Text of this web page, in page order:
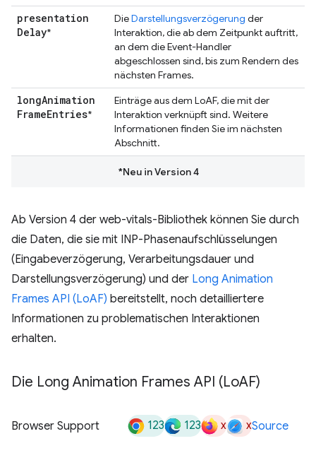
presentation
Delay*
DieDarstellungsverzögerung der
Interaktion, die ab dem Zeitpunkt auftritt,
an dem die Event-Handler
abgeschlossen sind, bis zum Rendern des
nächsten Frames.
longAnimation
FrameEntries*
Einträge aus dem LoAF, die mit der
Interaktion verknüpft sind. Weitere
Informationen finden Sie im nächsten
Abschnitt.
*Neu in Version 4
Ab Version 4 der web-vitals-Bibliothek können Sie durch
die Daten, die sie mit INP-Phasenaufschlüsselungen
(Eingabeverzögerung, Verarbeitungsdauer und
Darstellungsverzögerung) und der Long Animation
Frames API (LoAF) bereitstellt, noch detailliertere
Informationen zu problematischen Interaktionen
erhalten.
Die Long Animation Frames API (LoAF)
Browser Support 123 123 x xSource